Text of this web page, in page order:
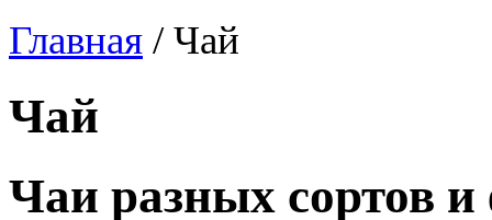
Главная /Чай
Чай
Чаи разных сортов и